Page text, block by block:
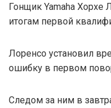
Гонщик Yamaha Хорхе
итогам первой
Лоренсо установил
ошибку в первом
Следом за ним в